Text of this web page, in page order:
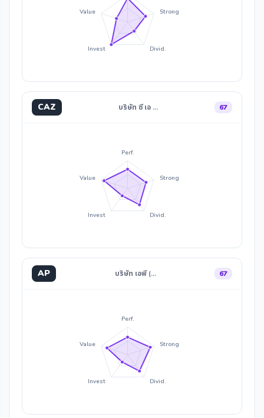
Strong
Divid.
Invest
Value
CAZ บริษัท ซี เอ … 67
Perf.
Strong
Divid.
Invest
Value
AP บริษัท เอพี (… 67
Perf.
Strong
Divid.
Invest
Value